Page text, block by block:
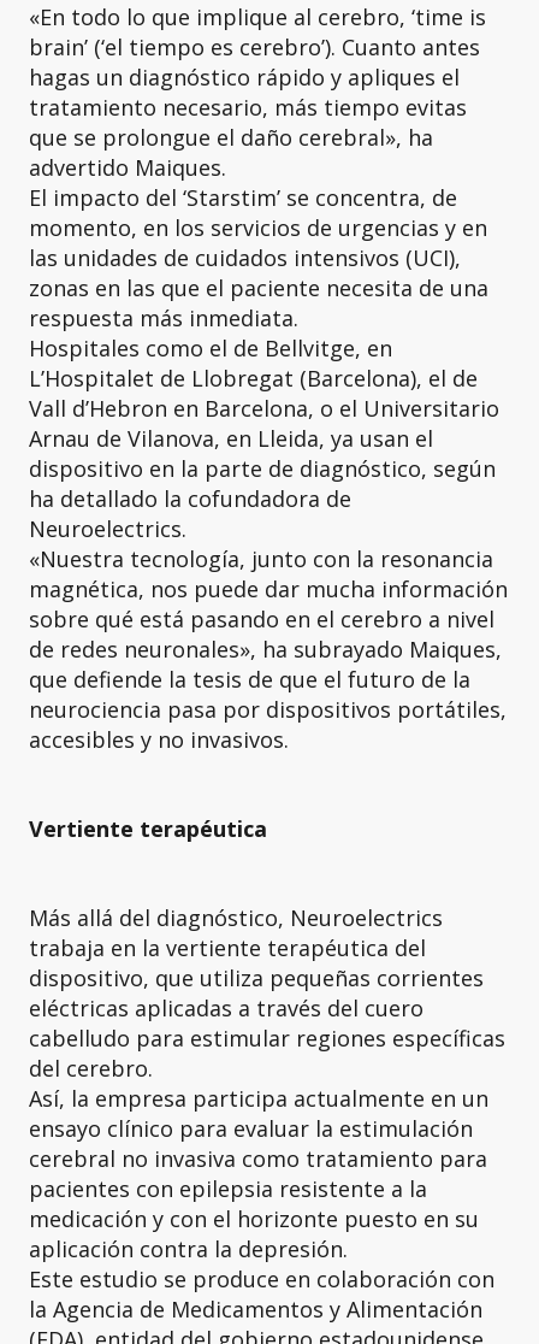
«En todo lo que implique al cerebro, ‘time is
brain’ (‘el tiempo es cerebro’). Cuanto antes
hagas un diagnóstico rápido y apliques el
tratamiento necesario, más tiempo evitas
que se prolongue el daño cerebral», ha
advertido Maiques.
El impacto del ‘Starstim’ se concentra, de
momento, en los servicios de urgencias y en
las unidades de cuidados intensivos (UCI),
zonas en las que el paciente necesita de una
respuesta más inmediata.
Hospitales como el de Bellvitge, en
L’Hospitalet de Llobregat (Barcelona), el de
Vall d’Hebron en Barcelona, o el Universitario
Arnau de Vilanova, en Lleida, ya usan el
dispositivo en la parte de diagnóstico, según
ha detallado la cofundadora de
Neuroelectrics.
«Nuestra tecnología, junto con la resonancia
magnética, nos puede dar mucha información
sobre qué está pasando en el cerebro a nivel
de redes neuronales», ha subrayado Maiques,
que defiende la tesis de que el futuro de la
neurociencia pasa por dispositivos portátiles,
accesibles y no invasivos.
Vertiente terapéutica
Más allá del diagnóstico, Neuroelectrics
trabaja en la vertiente terapéutica del
dispositivo, que utiliza pequeñas corrientes
eléctricas aplicadas a través del cuero
cabelludo para estimular regiones específicas
del cerebro.
Así, la empresa participa actualmente en un
ensayo clínico para evaluar la estimulación
cerebral no invasiva como tratamiento para
pacientes con epilepsia resistente a la
medicación y con el horizonte puesto en su
aplicación contra la depresión.
Este estudio se produce en colaboración con
la Agencia de Medicamentos y Alimentación